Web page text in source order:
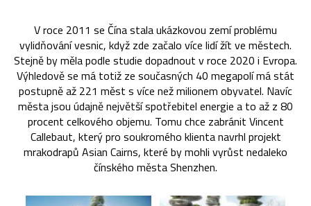
V roce 2011 se Čína stala ukázkovou zemí problému
vylidňování vesnic, když zde začalo více lidí žít ve městech.
Stejně by měla podle studie dopadnout v roce 2020 i Evropa.
Výhledově se má totiž ze současných 40 megapolí má stát
postupně až 221 měst s více než milionem obyvatel. Navíc
města jsou údajně největší spotřebitel energie a to až z 80
procent celkového objemu. Tomu chce zabránit Vincent
Callebaut, který pro soukromého klienta navrhl projekt
mrakodrapů Asian Cairns, které by mohli vyrůst nedaleko
čínského města Shenzhen.